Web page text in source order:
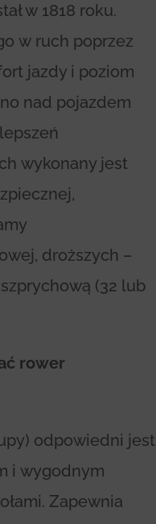
w 1818 roku.
w ruch poprzez
jazdy i poziom
nad pojazdem
wykonany jest
droższych –
(32 lub
rower
odpowiedni jest
i wygodnym
Zapewnia